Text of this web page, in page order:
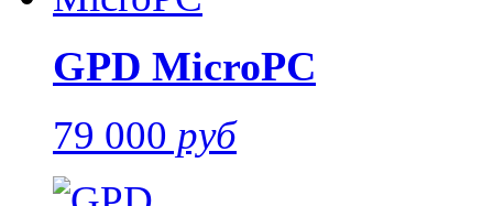
GPD MicroPC
79 000 руб